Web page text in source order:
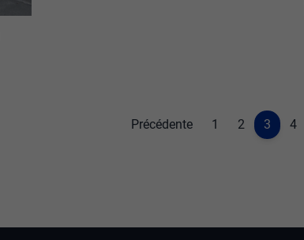
Précédente 1 2 3 4